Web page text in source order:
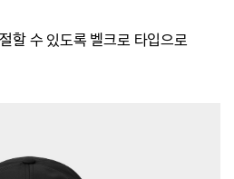
할 수 있도록 벨크로 타입으로